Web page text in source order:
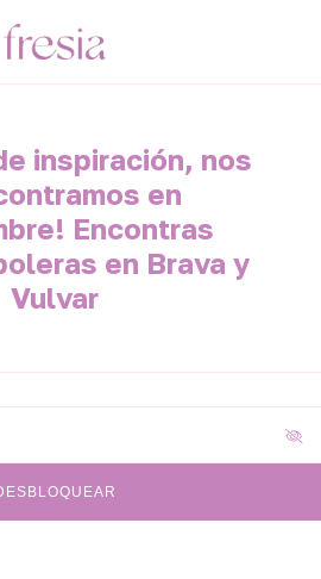
inspiración, nos
en
Encontras
en Brava y
Vulvar